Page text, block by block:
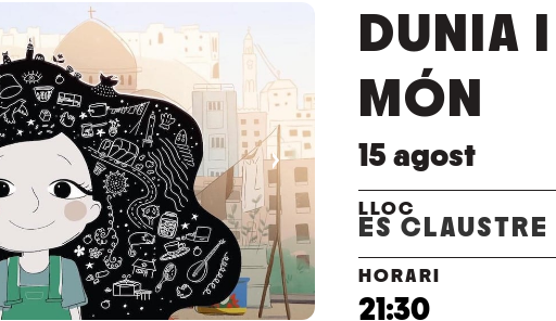
›
DUNIA
MÓN
15 agost
LLOC
ES CLAUSTRE
HORARI
21:30